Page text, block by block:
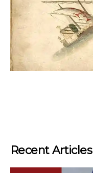
Recent Articles